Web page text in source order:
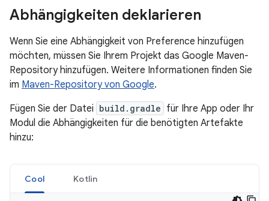
Abhängigkeiten deklarieren
Wenn Sie eine Abhängigkeit von Preference hinzufügen
möchten, müssen Sie Ihrem Projekt das Google Maven-
Repository hinzufügen. Weitere Informationen finden Sie
im Maven-Repository von Google.
Fügen Sie der Datei build.gradle für Ihre App oder Ihr
Modul die Abhängigkeiten für die benötigten Artefakte
hinzu:
Cool Kotlin